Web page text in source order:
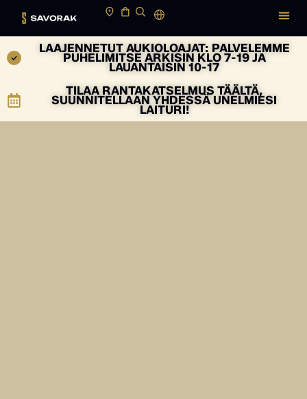
LAAJENNETUT AUKIOLOAJAT: PALVELEMME
PUHELIMITSE ARKISIN KLO 7-19 JA
LAUANTAISIN 10-17
TILAA RANTAKATSELMUS TÄÄLTÄ,
SUUNNITELLAAN YHDESSÄ UNELMIESI
LAITURI!